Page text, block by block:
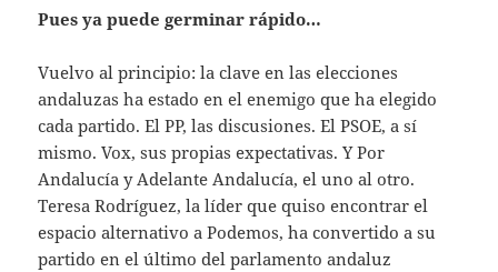
Pues ya puede germinar rápido…
Vuelvo al principio: la clave en las elecciones
andaluzas ha estado en el enemigo que ha elegido
cada partido. El PP, las discusiones. El PSOE, a sí
mismo. Vox, sus propias expectativas. Y Por
Andalucía y Adelante Andalucía, el uno al otro.
Teresa Rodríguez, la líder que quiso encontrar el
espacio alternativo a Podemos, ha convertido a su
partido en el último del parlamento andaluz